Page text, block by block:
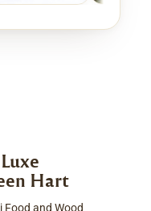
Hart
Food and Wood